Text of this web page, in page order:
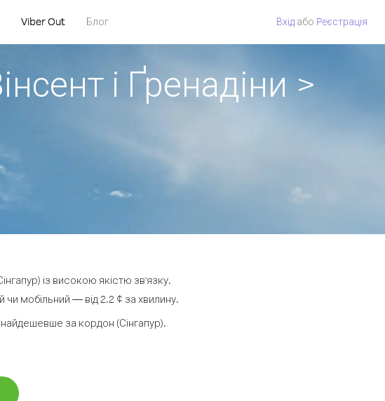
Viber Out Блог Вхід або Pеєстрація
і Ґренадіни >
із високою якістю зв'язку.
мобільний — від 2.2 ¢ за хвилину.
за кордон (Сінгапур).